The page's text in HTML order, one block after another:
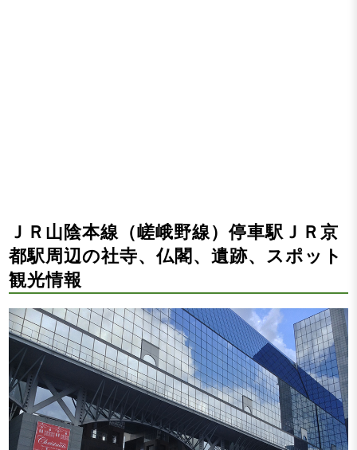
ＪＲ山陰本線（嵯峨野線）停車駅ＪＲ京
都駅周辺の社寺、仏閣、遺跡、スポット
観光情報